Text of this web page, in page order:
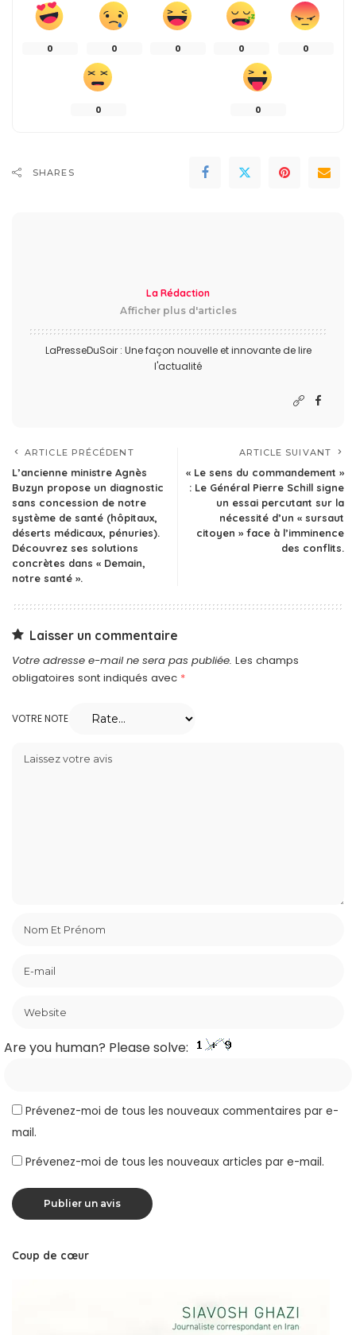
0 0 0 0 0
0 0
SHARES
La Rédaction
Afficher plus d'articles
LaPresseDuSoir : Une façon nouvelle et innovante de lire
l'actualité
ARTICLE PRÉCÉDENT
L’ancienne ministre Agnès
Buzyn propose un diagnostic
sans concession de notre
système de santé (hôpitaux,
déserts médicaux, pénuries).
Découvrez ses solutions
concrètes dans « Demain,
notre santé ».
ARTICLE SUIVANT
« Le sens du commandement »
: Le Général Pierre Schill signe
un essai percutant sur la
nécessité d’un « sursaut
citoyen » face à l’imminence
des conflits.
Laisser un commentaire
Votre adresse e-mail ne sera pas publiée. Les champs
obligatoires sont indiqués avec *
VOTRE NOTE
Are you human? Please solve:
Prévenez-moi de tous les nouveaux commentaires par e-
mail.
Prévenez-moi de tous les nouveaux articles par e-mail.
Coup de cœur